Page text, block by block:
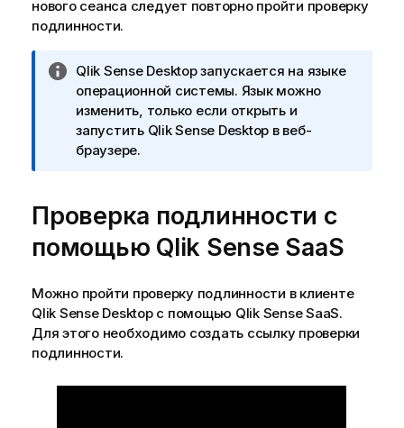
нового сеанса следует повторно пройти проверку
подлинности.
П
р
и
м
е
н
и
е
и
н
ф
о
м
Qlik Sense Desktopзапускается на языке
операционной системы. Язык можно
изменить, только если открыть и
запустить Qlik Sense Desktop в веб-
браузере.
Проверка подлинности с
помощью Qlik Sense SaaS
Можно пройти проверку подлинности в клиенте
Qlik Sense Desktopс помощью Qlik Sense SaaS.
Для этого необходимо создать ссылку проверки
подлинности.